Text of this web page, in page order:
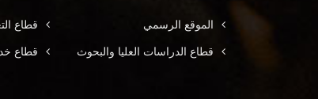
الموقع الرسمي قطاع
قطاع الدراسات العليا والبحوث قطاع